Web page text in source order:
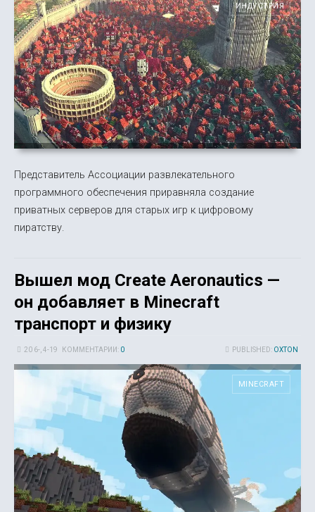
ИНДУСТРИЯ
Представитель Ассоциации развлекательного
программного обеспечения приравняла создание
приватных серверов для старых игр к цифровому
пиратству.
Вышел мод Create Aeronautics —
он добавляет в Minecraft
транспорт и физику
PUBLISHED: OXTON
20 6-, 4-19 КОММЕНТАРИИ: 0
MINECRAFT